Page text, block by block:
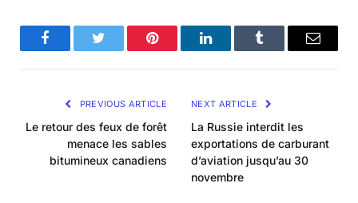
FacebookTwitter Pinterest LinkedInTumblr Email
PREVIOUS ARTICLE
Le retour des feux de forêt
menace les sables
bitumineux canadiens
NEXT ARTICLE
La Russie interdit les
exportations de carburant
d’aviation jusqu’au 30
novembre